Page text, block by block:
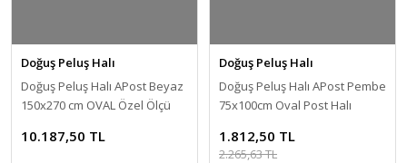
Doğuş Peluş Halı
Doğuş Peluş Halı APost Beyaz
150x270 cm OVAL Özel Ölçü
10.187,50 TL
Doğuş Peluş Halı
Doğuş Peluş Halı APost Pembe
75x100cm Oval Post Halı
1.812,50 TL
2.265,63 TL